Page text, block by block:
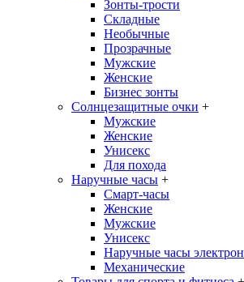
Зонты-трости
Складные
Необычные
Прозрачные
Мужские
Женские
Бизнес зонты
Солнцезащитные очки +
Мужские
Женские
Унисекс
Для похода
Наручные часы +
Смарт-часы
Женские
Мужские
Унисекс
Наручные часы
Механические